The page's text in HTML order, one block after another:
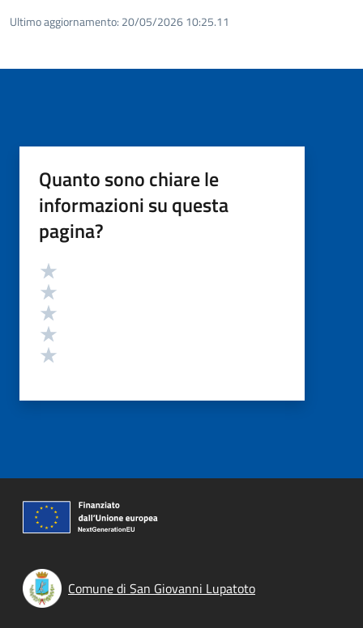
Ultimo aggiornamento: 20/05/2026 10:25.11
Quanto sono chiare le
informazioni su questa
pagina?
Valutazione
Comune di San Giovanni Lupatoto